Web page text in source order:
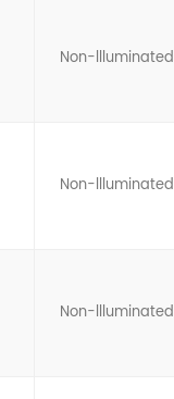
Non-llluminated
Non-llluminated
Non-llluminated